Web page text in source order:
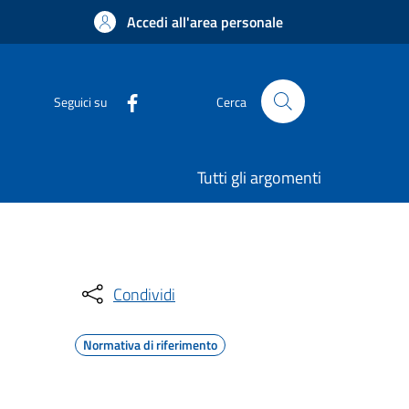
Accedi all'area personale
Seguici su Cerca
Tutti gli argomenti
Condividi
Normativa di riferimento